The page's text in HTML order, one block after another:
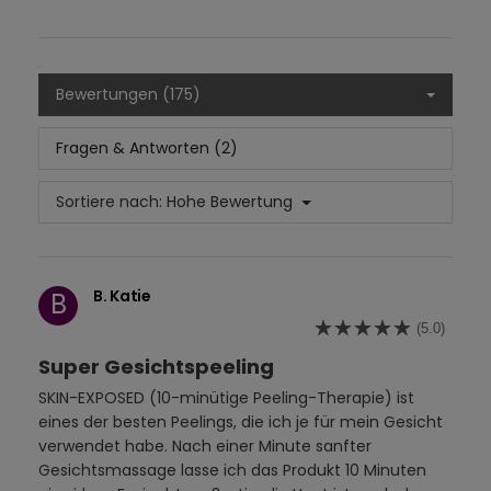
Bewertungen (175)
Fragen & Antworten (2)
Sortiere nach: Hohe Bewertung
B B. Katie
(5.0)
Super Gesichtspeeling
SKIN-EXPOSED (10-minütige Peeling-Therapie) ist
eines der besten Peelings, die ich je für mein Gesicht
verwendet habe. Nach einer Minute sanfter
Gesichtsmassage lasse ich das Produkt 10 Minuten